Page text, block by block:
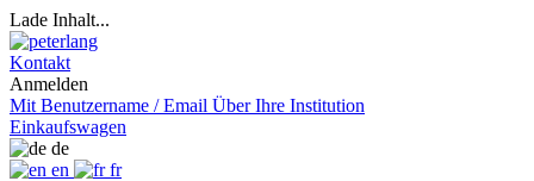
Lade Inhalt...
Kontakt
Anmelden
Mit Benutzername / Email Über Ihre Institution
Einkaufswagen
de
en
fr